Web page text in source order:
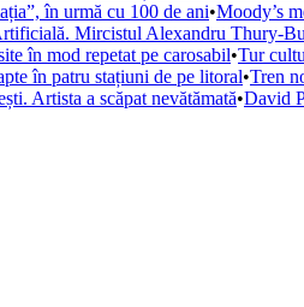
în urmă cu 100 de ani•Moody’s
Mircistul Alexandru Thury-
în mod repetat pe carosabil•Tur
în patru stațiuni de pe litoral•Tren
Artista a scăpat nevătămată•David